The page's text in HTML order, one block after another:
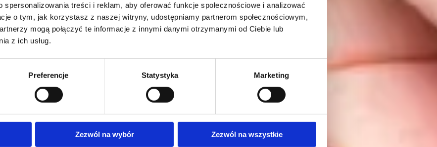
treści i reklam, aby oferować funkcje społecznościowe i analizować
o tym, jak korzystasz z naszej witryny, udostępniamy partnerom społecznościowym,
mogą połączyć te informacje z innymi danymi otrzymanymi od Ciebie lub
z ich usług.
Preferencje Statystyka Marketing
Zezwól na wybór Zezwól na wszystkie